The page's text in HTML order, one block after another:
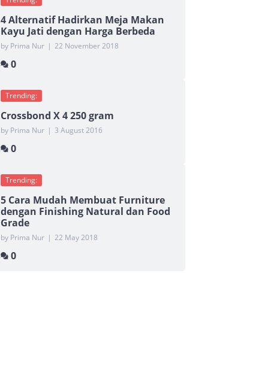
4 Alternatif Hadirkan Meja Makan
Kayu Jati dengan Harga Berbeda
by Prima Nur | 22 November 2018
0
Trending:
Crossbond X 4 250 gram
by Prima Nur | 3 August 2016
0
Trending:
5 Cara Mudah Membuat Furniture
dengan Finishing Natural dan Food
Grade
by Prima Nur | 22 May 2018
0